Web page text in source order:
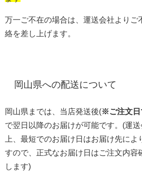
万一ご不在の場合は、運送会社よりご
絡を差し上げます。
岡山県への配送について
岡山県までは、当店発送後(※ご注文日
で翌日以降のお届けが可能です。(運
上、最短でのお届け日はお届け先によ
すので、正式なお届け日はご注文内容
します)